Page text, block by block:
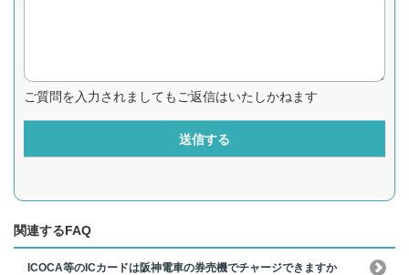
ご質問を入力されましてもご返信はいたしかねます
送信する
関連するFAQ
ICOCA等のICカードは阪神電車の券売機でチャージできますか